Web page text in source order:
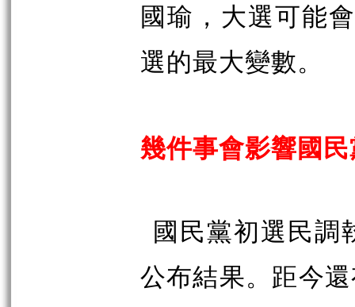
國瑜，大選可能
選的最大變數。
幾件事會影響國
國民黨初選民調
公布結果。距今